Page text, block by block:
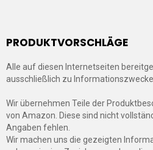
PRODUKTVORSCHLÄGE
Alle auf diesen Internetseiten
ausschließlich zu
Wir übernehmen Teile der
von Amazon. Diese sind nicht
Angaben fehlen.
Wir machen uns die gezeigten